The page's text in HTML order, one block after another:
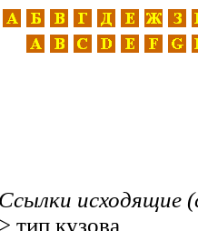
Ссылки исходящие
> тип кузова